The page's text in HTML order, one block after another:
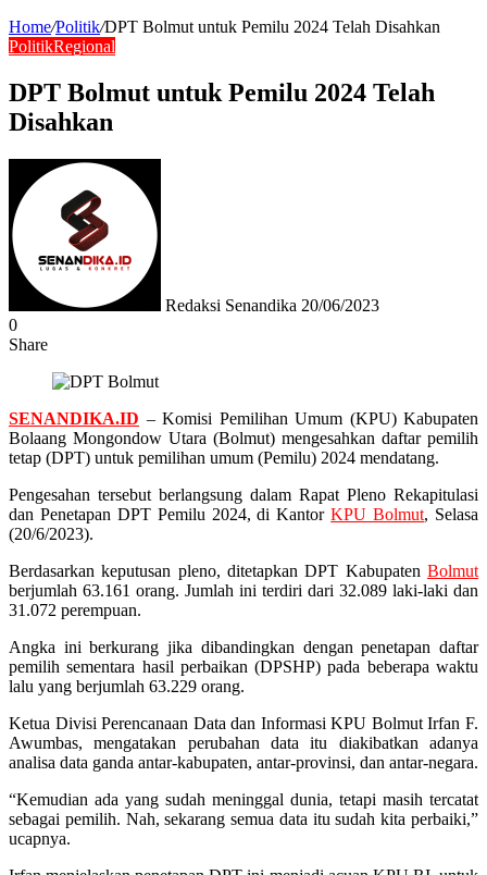
Home/Politik/DPT Bolmut untuk Pemilu 2024 Telah Disahkan
PolitikRegional
DPT Bolmut untuk Pemilu 2024 Telah
Disahkan
Redaksi Senandika 20/06/2023
0
Share
SENANDIKA.ID – Komisi Pemilihan Umum (KPU) Kabupaten
Bolaang Mongondow Utara (Bolmut) mengesahkan daftar pemilih
tetap (DPT) untuk pemilihan umum (Pemilu) 2024 mendatang.
Pengesahan tersebut berlangsung dalam Rapat Pleno Rekapitulasi
dan Penetapan DPT Pemilu 2024, di KantorKPU Bolmut, Selasa
(20/6/2023).
Berdasarkan keputusan pleno, ditetapkan DPT Kabupaten Bolmut
berjumlah 63.161 orang. Jumlah ini terdiri dari 32.089 laki-laki dan
31.072 perempuan.
Angka ini berkurang jika dibandingkan dengan penetapan daftar
pemilih sementara hasil perbaikan (DPSHP) pada beberapa waktu
lalu yang berjumlah 63.229 orang.
Ketua Divisi Perencanaan Data dan Informasi KPU Bolmut Irfan F.
Awumbas, mengatakan perubahan data itu diakibatkan adanya
analisa data ganda antar-kabupaten, antar-provinsi, dan antar-negara.
“Kemudian ada yang sudah meninggal dunia, tetapi masih tercatat
sebagai pemilih. Nah, sekarang semua data itu sudah kita perbaiki,”
ucapnya.